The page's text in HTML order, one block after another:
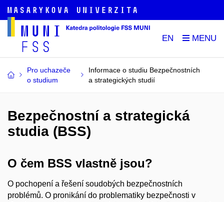
EN
Pro uchazeče
o studium
Informace o studiu Bezpečnostních
a strategických studií
Bezpečnostní a strategická
studia (BSS)
O čem BSS vlastně jsou?
O pochopení a řešení soudobých bezpečnostních
problémů. O pronikání do problematiky bezpečnosti v